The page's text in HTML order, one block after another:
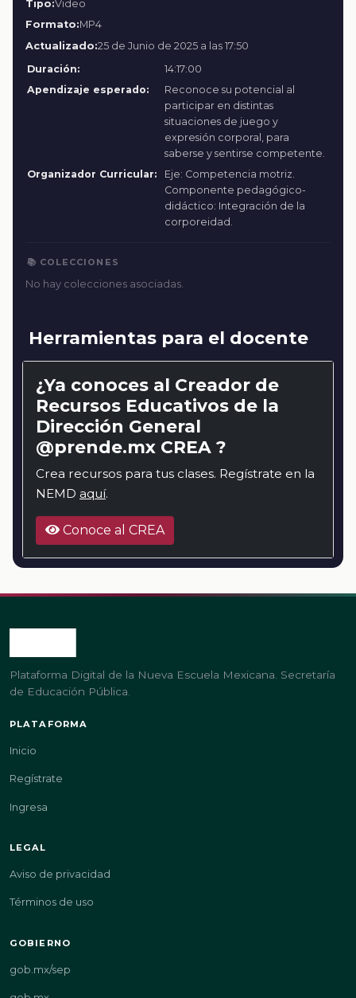
Tipo:Video
Formato:MP4
Actualizado:25 de Junio de 2025 a las 17:50
Duración:
14:17:00
Apendizaje esperado:
Reconoce su potencial al
participar en distintas
situaciones de juego y
expresión corporal, para
saberse y sentirse competente.
Organizador Curricular:
Eje: Competencia motriz.
Componente pedagógico-
didáctico: Integración de la
corporeidad.
📚 COLECCIONES
No hay colecciones asociadas.
Herramientas para el docente
¿Ya conoces al Creador de
Recursos Educativos de la
Dirección General
@prende.mx CREA ?
Crea recursos para tus clases. Regístrate en la
NEMD aquí.
Conoce al CREA
Plataforma Digital de la Nueva Escuela Mexicana. Secretaría
de Educación Pública.
PLATAFORMA
Inicio
Regístrate
Ingresa
LEGAL
Aviso de privacidad
Términos de uso
GOBIERNO
gob.mx/sep